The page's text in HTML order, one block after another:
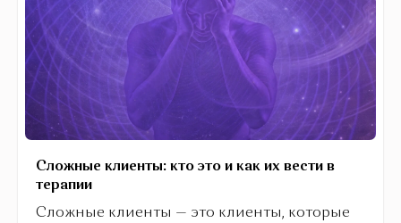
Сложные клиенты: кто это и как их вести в
терапии
Сложные клиенты — это клиенты, которые